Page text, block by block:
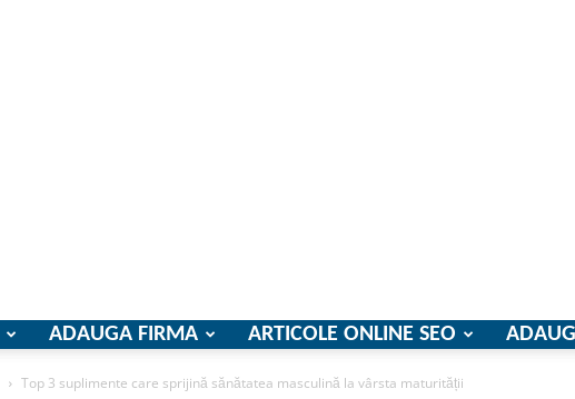
ADAUGA FIRMA ARTICOLE ONLINE SEO
Top 3 suplimente care sprijină sănătatea masculină la vârsta maturității